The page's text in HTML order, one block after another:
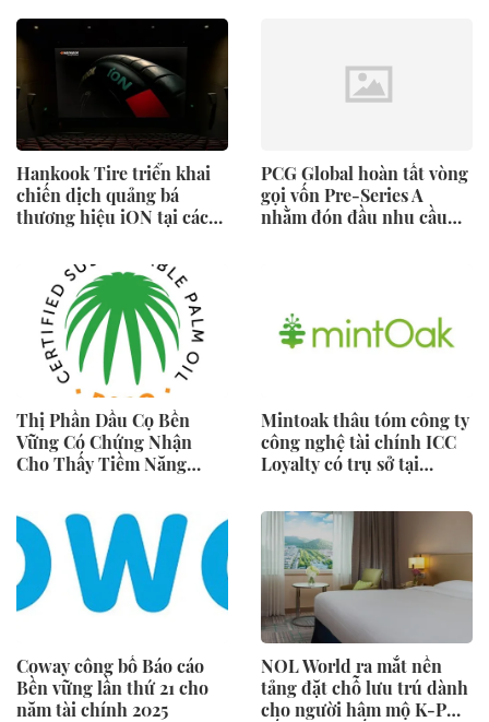
Thái Bình Dương khi 4
trong 5 người tiêu dùng
ưu tiên sức khỏe toàn
diện
Hankook Tire triển khai
chiến dịch quảng bá
thương hiệu iON tại các
PCG Global hoàn tất vòng
gọi vốn Pre-Series A
nhằm đón đầu nhu cầu
Thị Phần Dầu Cọ Bền
Vững Có Chứng Nhận
Cho Thấy Tiềm Năng
Mintoak thâu tóm công ty
công nghệ tài chính ICC
Loyalty có trụ sở tại
Coway công bố Báo cáo
Bền vững lần thứ 21 cho
năm tài chính 2025
NOL World ra mắt nền
tảng đặt chỗ lưu trú dành
cho người hâm mộ K-POP